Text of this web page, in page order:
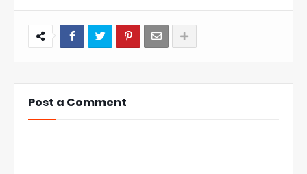
Post a Comment